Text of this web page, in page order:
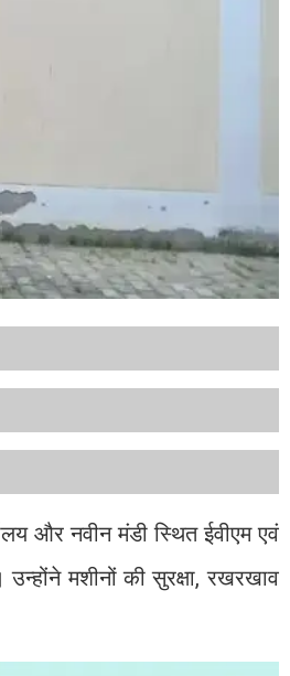
और नवीन मंडी स्थित ईवीएम एवं
उन्होंने मशीनों की सुरक्षा, रखरखाव